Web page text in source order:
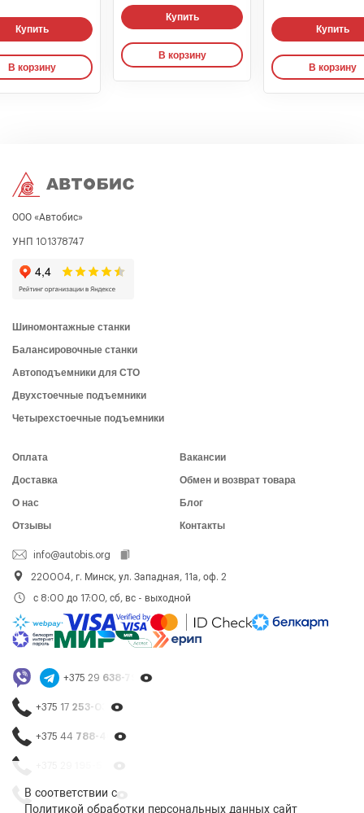
В соответствии с
Политикой обработки персональных данных сайт
Купить
В корзину
Купить
В корзину
Купить
В корзину
ООО «Автобис»
УНП 101378747
Шиномонтажные станки
Балансировочные станки
Автоподъемники для СТО
Двухстоечные подъемники
Четырехстоечные подъемники
Оплата
Доставка
О нас
Отзывы
Вакансии
Обмен и возврат товара
Блог
Контакты
info@autobis.org
220004, г. Минск, ул. Западная, 11а, оф. 2
с 8:00 до 17:00, сб, вс - выходной
+375 29 638-79-23
+375 17 253-03-26
+375 44 788-40-13
+375 44 788-25-99